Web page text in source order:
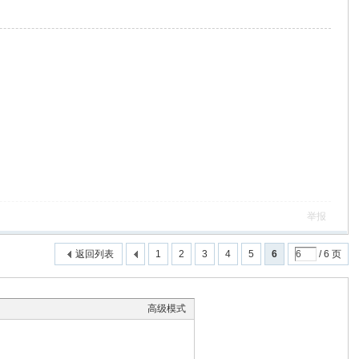
举报
1 2 3 4 5 6 / 6 页
返回列表
高级模式